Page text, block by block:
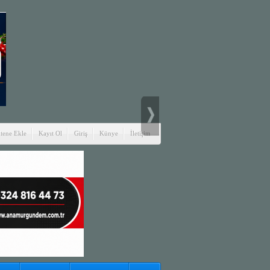
Ekle Kayıt Ol Giriş Künye İletişim